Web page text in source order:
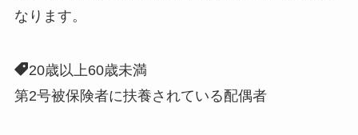
なります。
20歳以上60歳未満
第2号被保険者に扶養されている配偶者